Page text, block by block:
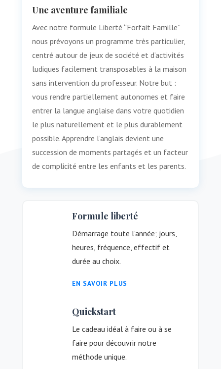
Une aventure familiale
Avec notre formule Liberté “Forfait Famille”
nous prévoyons un programme très particulier,
centré autour de jeux de société et d’activités
ludiques facilement transposables à la maison
sans intervention du professeur. Notre but :
vous rendre partiellement autonomes et faire
entrer la langue anglaise dans votre quotidien
le plus naturellement et le plus durablement
possible. Apprendre l’anglais devient une
succession de moments partagés et un facteur
de complicité entre les enfants et les parents.
Formule liberté
Démarrage toute l’année; jours,
heures, fréquence, effectif et
durée au choix.
EN SAVOIR PLUS
Quickstart
Le cadeau idéal à faire ou à se
faire pour découvrir notre
méthode unique.